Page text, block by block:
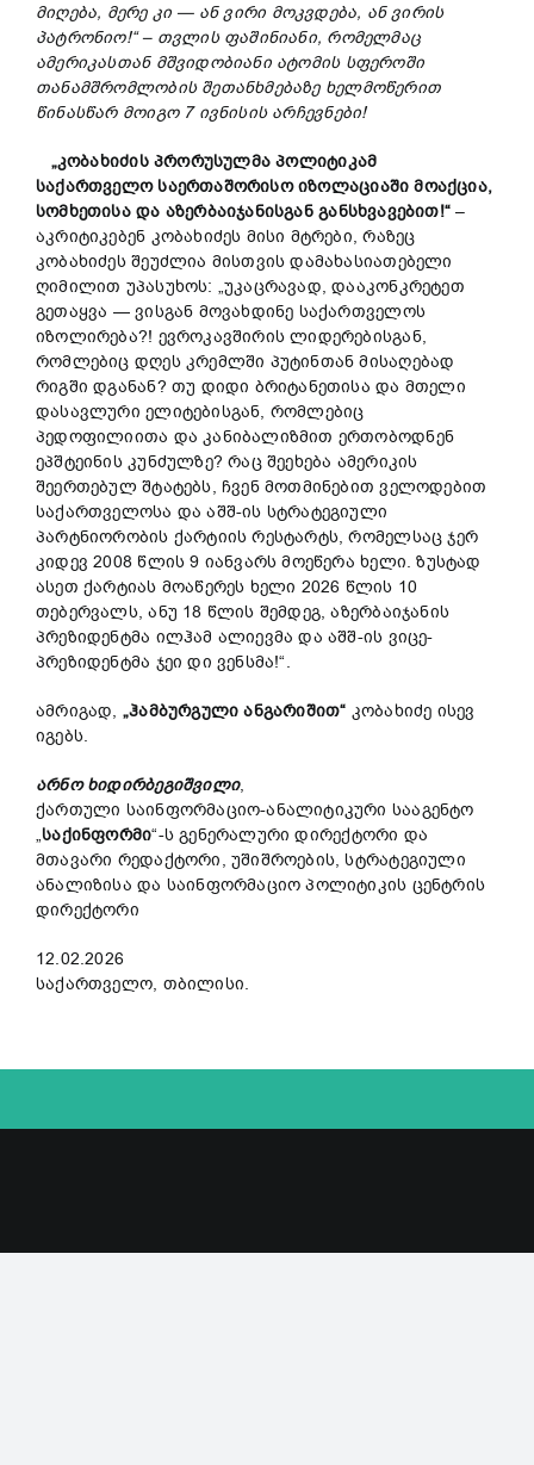
მიღება, მერე კი — ან ვირი მოკვდება, ან ვირის
პატრონიო!“– თვლის ფაშინიანი, რომელმაც
ამერიკასთან მშვიდობიანი ატომის სფეროში
თანამშრომლობის შეთანხმებაზე ხელმოწერით
წინასწარ მოიგო 7 ივნისის არჩევნები!
„კობახიძის პრორუსულმა პოლიტიკამ
საქართველო საერთაშორისო იზოლაციაში მოაქცია,
სომხეთისა და აზერბაიჯანისგან განსხვავებით!“ –
აკრიტიკებენ კობახიძეს მისი მტრები, რაზეც
კობახიძეს შეუძლია მისთვის დამახასიათებელი
ღიმილით უპასუხოს: „უკაცრავად, დააკონკრეტეთ
გეთაყვა — ვისგან მოვახდინე საქართველოს
იზოლირება?! ევროკავშირის ლიდერებისგან,
რომლებიც დღეს კრემლში პუტინთან მისაღებად
რიგში დგანან? თუ დიდი ბრიტანეთისა და მთელი
დასავლური ელიტებისგან, რომლებიც
პედოფილიითა და კანიბალიზმით ერთობოდნენ
ეპშტეინის კუნძულზე? რაც შეეხება ამერიკის
შეერთებულ შტატებს, ჩვენ მოთმინებით ველოდებით
საქართველოსა და აშშ-ის სტრატეგიული
პარტნიორობის ქარტიის რესტარტს, რომელსაც ჯერ
კიდევ 2008 წლის 9 იანვარს მოეწერა ხელი. ზუსტად
ასეთ ქარტიას მოაწერეს ხელი 2026 წლის 10
თებერვალს, ანუ 18 წლის შემდეგ, აზერბაიჯანის
პრეზიდენტმა ილჰამ ალიევმა და აშშ-ის ვიცე-
პრეზიდენტმა ჯეი დი ვენსმა!“.
ამრიგად, „ჰამბურგული ანგარიშით“ კობახიძე ისევ
იგებს.
არნო ხიდირბეგიშვილი,
ქართული საინფორმაციო-ანალიტიკური სააგენტო
„საქინფორმი“-ს გენერალური დირექტორი და
მთავარი რედაქტორი, უშიშროების, სტრატეგიული
ანალიზისა და საინფორმაციო პოლიტიკის ცენტრის
დირექტორი
12.02.2026
საქართველო, თბილისი.